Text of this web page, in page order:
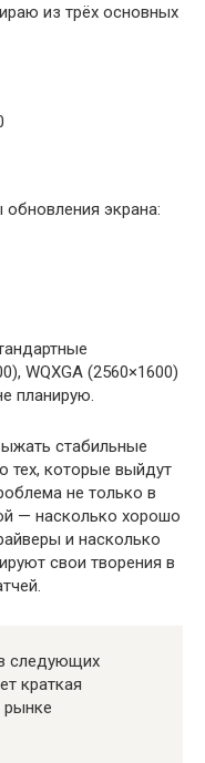
из трёх основных
экрана:
WQXGA (2560×1600)
планирую.
стабильные
тех, которые выйдут
не только в
— насколько хорошо
и насколько
свои творения в
следующих
краткая
рынке